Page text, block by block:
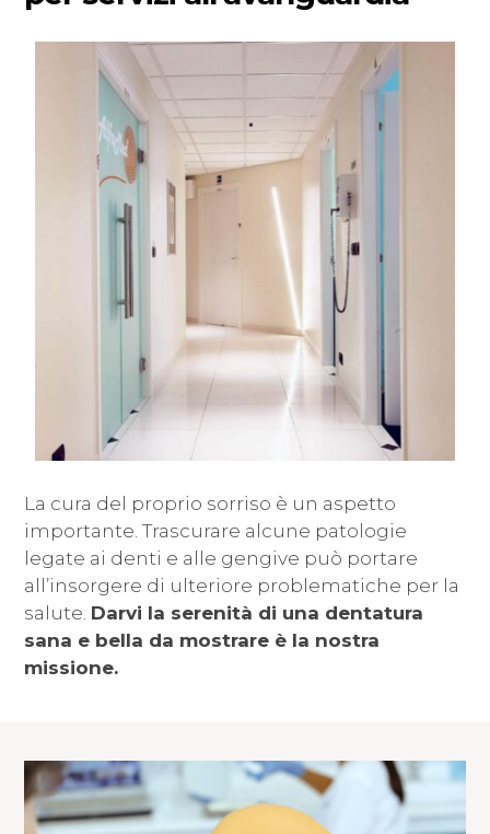
La cura del proprio sorriso è un aspetto
importante. Trascurare alcune patologie
legate ai denti e alle gengive può portare
all’insorgere di ulteriore problematiche per la
salute. Darvi la serenità di una dentatura
sana e bella da mostrare è la nostra
missione.